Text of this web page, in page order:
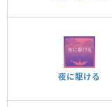
夜に駆ける